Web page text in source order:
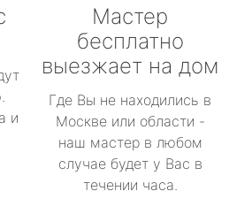
и
Мастер
бесплатно
выезжает на дом
Где Вы не находились в
Москве или области -
наш мастер в любом
случае будет у Вас в
течении часа.